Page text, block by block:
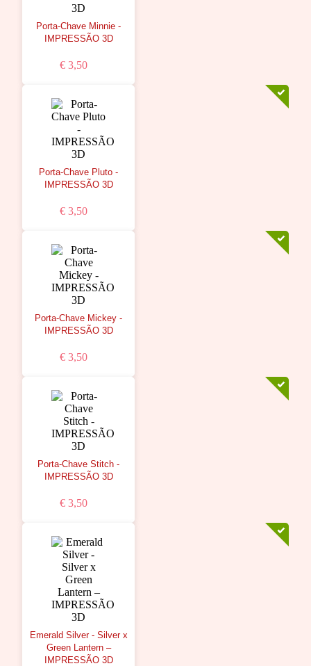
Porta-Chave Minnie -
IMPRESSÃO 3D
€ 3,50
Porta-Chave Pluto -
IMPRESSÃO 3D
€ 3,50
Porta-Chave Mickey -
IMPRESSÃO 3D
€ 3,50
Porta-Chave Stitch -
IMPRESSÃO 3D
€ 3,50
Emerald Silver - Silver x
Green Lantern –
IMPRESSÃO 3D